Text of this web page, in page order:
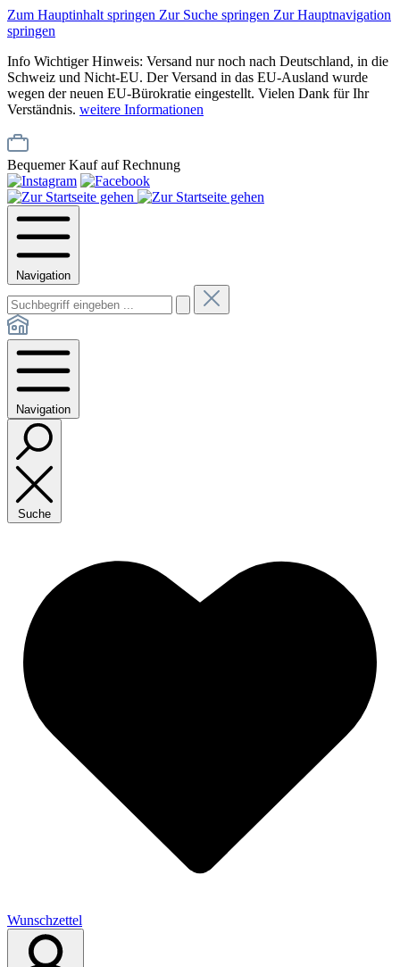
Zum Hauptinhalt springen Zur Suche springen Zur Hauptnavigation
springen
Info Wichtiger Hinweis: Versand nur noch nach Deutschland, in die
Schweiz und Nicht-EU. Der Versand in das EU-Ausland wurde
wegen der neuen EU-Bürokratie eingestellt. Vielen Dank für Ihr
Verständnis. weitere Informationen
Bequemer Kauf auf Rechnung
Navigation
Navigation
Suche
Wunschzettel